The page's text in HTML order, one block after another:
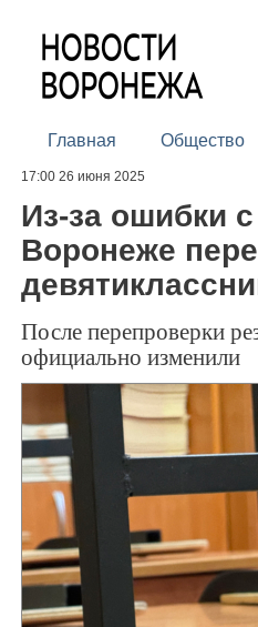
Главная Общество
17:00 26 июня 2025
Из-за ошибки
Воронеже
После перепроверки
официально изменили